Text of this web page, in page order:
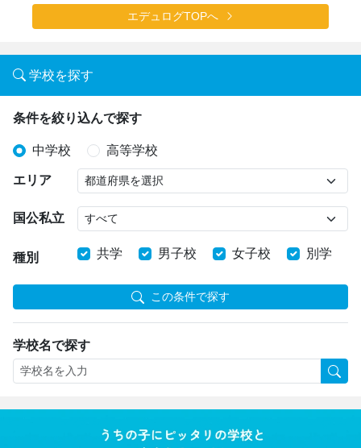
エデュログTOPへ
学校を探す
条件を絞り込んで探す
中学校 高等学校
エリア
国公私立
種別 共学 男子校 女子校 別学
この条件で探す
学校名で探す